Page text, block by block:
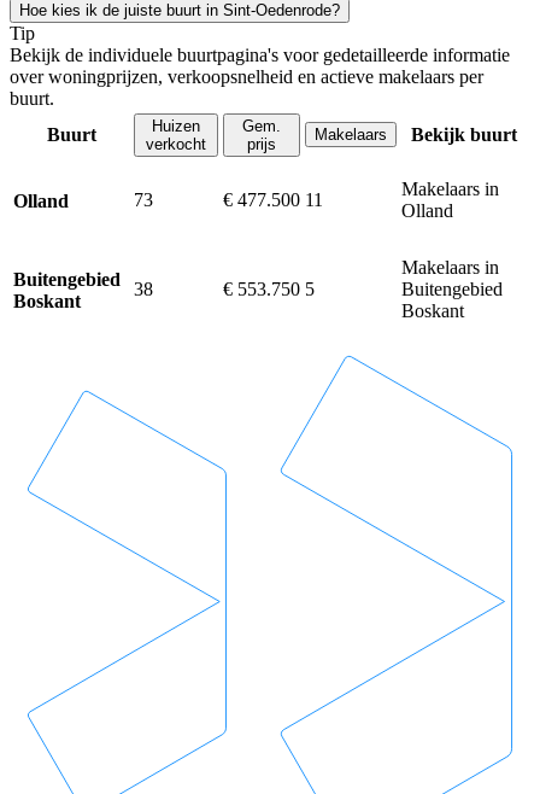
Hoe kies ik de juiste buurt in Sint-Oedenrode?
Tip
Bekijk de individuele buurtpagina's voor gedetailleerde informatie
over woningprijzen, verkoopsnelheid en actieve makelaars per
buurt.
Buurt
Huizen
verkocht
Gem.
prijs
Makelaars Bekijk buurt
Olland 73 € 477.500 11
Makelaars in
Olland
Buitengebied
Boskant
38 € 553.750 5
Makelaars in
Buitengebied
Boskant